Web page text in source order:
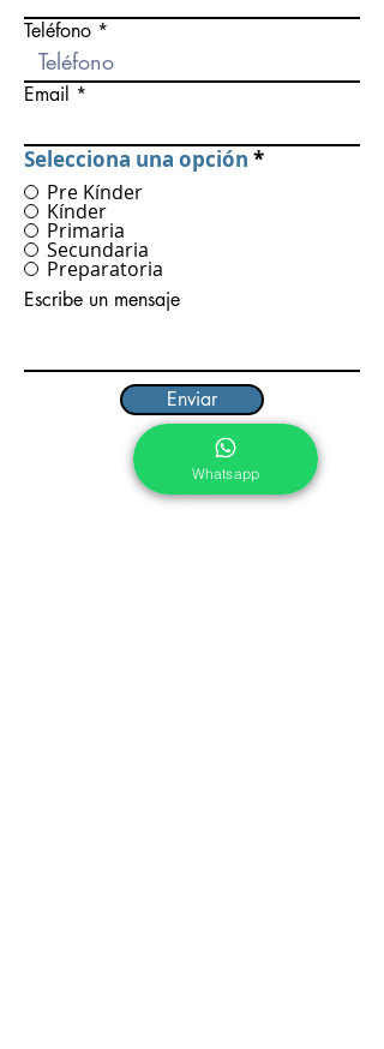
Teléfono
Email
Selecciona una opción *
Pre Kínder
Kínder
Primaria
Secundaria
Preparatoria
Escribe un mensaje
Enviar
Whatsapp